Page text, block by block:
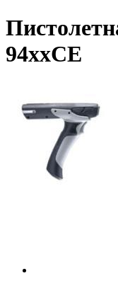
94ххCE